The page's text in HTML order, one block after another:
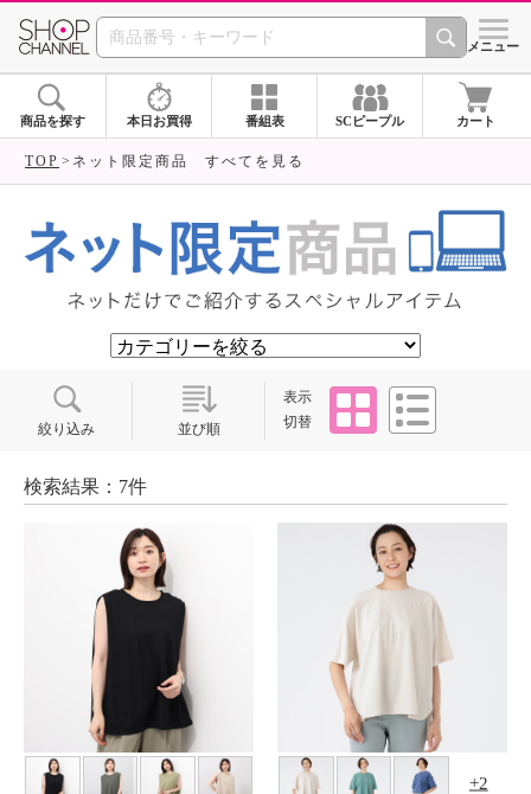
SHOP CHANNEL ショッ
メニュー
商品を探す 本日お買得 番組表 SCピープル カート
TOP ネット限定商品 すべてを見る
絞り込み 並び順
表示
切替
タイル
検索結果：7件
2